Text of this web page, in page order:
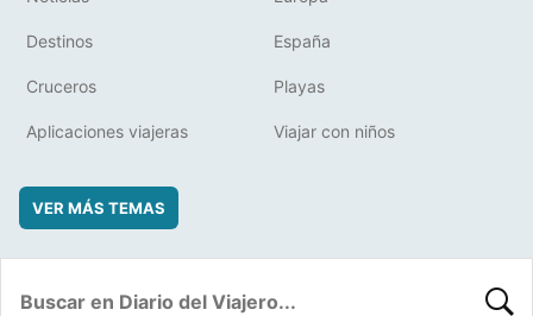
Destinos España
Cruceros Playas
Aplicaciones viajeras Viajar con niños
VER MÁS TEMAS